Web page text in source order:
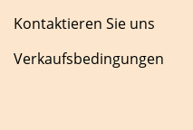
Kontaktieren Sie uns
Verkaufsbedingungen